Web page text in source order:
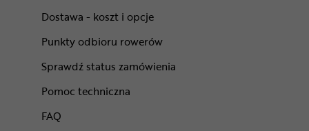
Dostawa - koszt i opcje
Punkty odbioru rowerów
Sprawdź status zamówienia
Pomoc techniczna
FAQ